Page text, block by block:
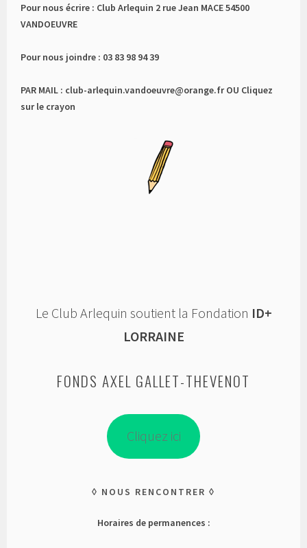
Pour nous écrire : Club Arlequin 2 rue Jean MACE 54500
VANDOEUVRE
Pour nous joindre : 03 83 98 94 39
PAR MAIL : club-arlequin.vandoeuvre@orange.fr OU Cliquez
sur le crayon
Le Club Arlequin soutient la Fondation ID+
LORRAINE
FONDS AXEL GALLET-THEVENOT
Cliquez ici
NOUS RENCONTRER
Horaires de permanences :